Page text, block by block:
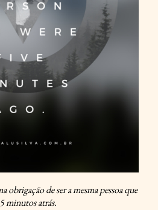
obrigação de ser a mesma pessoa que
minutos atrás.